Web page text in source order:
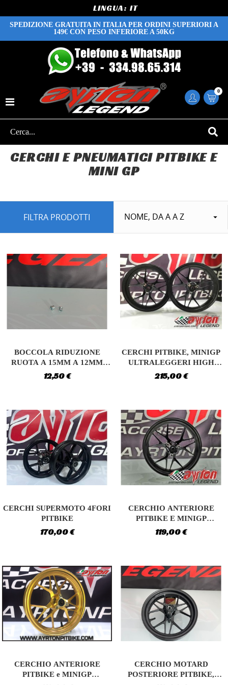
LINGUA:
SPEDIZIONE GRATUITA IN ITALIA PER ORDINI SUPERIORI A
149€ CON PESO INFERIORE A 50KG
0
CERCHI E PNEUMATICI PITBIKE E
MINI GP
NOME, DA A A Z 
FILTRA PRODOTTI
BOCCOLA RIDUZIONE
RUOTA A 15MM A 12MM
PITBIKE, MINIGP
12,50 €
CERCHI PITBIKE, MINIGP
ULTRALEGGERI HIGH
QUALITY...
215,00 €
CERCHI SUPERMOTO 4FORI
PITBIKE
170,00 €
CERCHIO ANTERIORE
PITBIKE E MINIGP
ULTRALEGGERO HIGH...
119,00 €
CERCHIO ANTERIORE
PITBIKE e MINIGP
CERCHIO MOTARD
POSTERIORE PITBIKE,